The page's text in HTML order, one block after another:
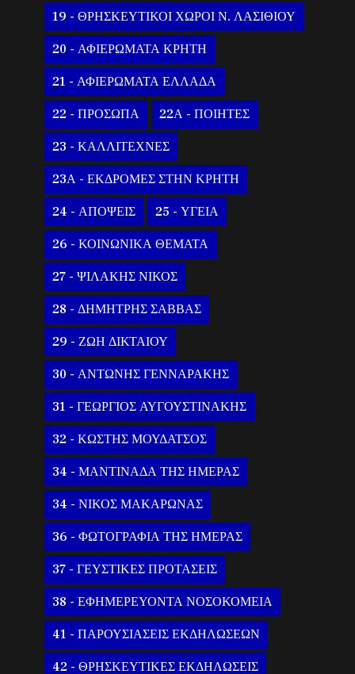
19 - ΘΡΗΣΚΕΥΤΙΚΟΙ ΧΩΡΟΙ Ν. ΛΑΣΙΘΙΟΥ
20 - ΑΦΙΕΡΩΜΑΤΑ ΚΡΗΤΗ
21 - ΑΦΙΕΡΩΜΑΤΑ ΕΛΛΑΔΑ
22 - ΠΡΟΣΩΠΑ 22Α - ΠΟΙΗΤΕΣ
23 - ΚΑΛΛΙΤΕΧΝΕΣ
23Α - ΕΚΔΡΟΜΕΣ ΣΤΗΝ ΚΡΗΤΗ
24 - ΑΠΟΨΕΙΣ 25 - ΥΓΕΙΑ
26 - ΚΟΙΝΩΝΙΚΑ ΘΕΜΑΤΑ
27 - ΨΙΛΑΚΗΣ ΝΙΚΟΣ
28 - ΔΗΜΗΤΡΗΣ ΣΑΒΒΑΣ
29 - ΖΩΗ ΔΙΚΤΑΙΟΥ
30 - ΑΝΤΩΝΗΣ ΓΕΝΝΑΡΑΚΗΣ
31 - ΓΕΩΡΓΙΟΣ ΑΥΓΟΥΣΤΙΝΑΚΗΣ
32 - ΚΩΣΤΗΣ ΜΟΥΔΑΤΣΟΣ
34 - ΜΑΝΤΙΝΑΔΑ ΤΗΣ ΗΜΕΡΑΣ
34 - ΝΙΚΟΣ ΜΑΚΑΡΩΝΑΣ
36 - ΦΩΤΟΓΡΑΦΙΑ ΤΗΣ ΗΜΕΡΑΣ
37 - ΓΕΥΣΤΙΚΕΣ ΠΡΟΤΑΣΕΙΣ
38 - ΕΦΗΜΕΡΕΥΟΝΤΑ ΝΟΣΟΚΟΜΕΙΑ
41 - ΠΑΡΟΥΣΙΑΣΕΙΣ ΕΚΔΗΛΩΣΕΩΝ
42 - ΘΡΗΣΚΕΥΤΙΚΕΣ ΕΚΔΗΛΩΣΕΙΣ